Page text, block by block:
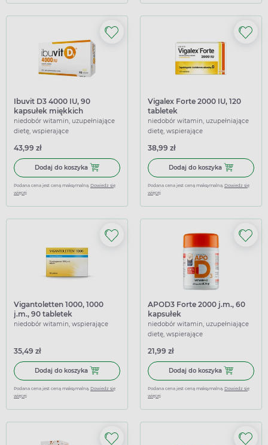
Ibuvit D3 4000 IU, 90
kapsułek miękkich
niedobór witamin, uzupełniające
dietę, wspierające
43,99 zł
Dodaj do koszyka Dodaj do koszyka Ibuvit D3 4000 IU, 90 kapsułek
Podana cena jest ceną maksymalną. Dowiedz się
więcej
Vigalex Forte 2000 IU, 120
tabletek
niedobór witamin, uzupełniające
dietę, wspierające
38,99 zł
Dodaj do koszyka Dodaj do
Podana cena jest ceną maksymalną. Dowiedz się
więcej
Vigantoletten 1000, 1000
j.m., 90 tabletek
niedobór witamin, wspierające
35,49 zł
Dodaj do koszyka Dodaj do koszyka Vigantoletten 1000, 1000 j.m., 90
Podana cena jest ceną maksymalną. Dowiedz się
więcej
APOD3 Forte 2000 j.m., 60
kapsułek
niedobór witamin, uzupełniające
dietę, wspierające
21,99 zł
Dodaj do koszyka Dodaj do
Podana cena jest ceną maksymalną. Dowiedz się
więcej